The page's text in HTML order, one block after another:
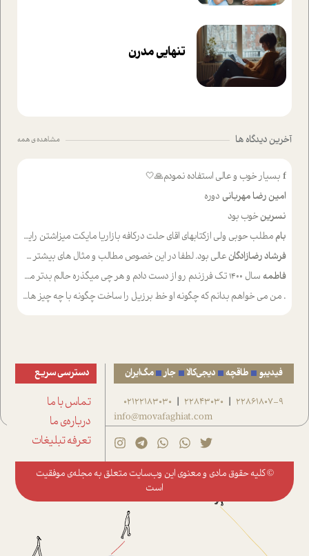
تنهایی مدرن
آخرین دیدگاه ها مشاهده ی همه
f بسیار خوب و عالی استفاده نمودم🙏🤍
امین رضا مهربانی دوره
نسرینخوب بود
بام مطلب حوبی ولی ازکتابهای اقای حلت درکافه بازاریا مایکت میزاشتن رایگان خوب بود ولی هرکدام خلاصه شده ش تومجله از طریق سایت هم خوبه اینکه درزیر اخرصفحه گذاشته شده خب ادم خبره میره نصب میکنه میخونه ولی هرکسی گوشیش ظرفیتش نداره باتشکر
فرشاد رضازادگان عالی بود. لطفا در این خصوص مطالب و مثال های بیشتر ی ارایه دهید
فاطمه سال ۱۴۰۰ تک فرزندم رو از دست دادم و هر چی میگذره حالم بدتر میشه و دلتنگتر تنایی رو ترجیح دادم و معاشرت برام سخت شده
. من می خواهم بدانم که چگونه او خط برزیل را ساخت چگونه با چه چیز هایی
فیدیبو طاقچه دیجی‌کالا جار مگ‌ایران
22861807-9
|
22843030
|
02122183030
info@movafaghiat.com
دسترسی سریع
تماس با ما
درباره‌ی ما
تعرفه تبلیغات
© کلیه حقوق مادی و معنوی این وب‌سایت متعلق به مجله‌ی موفقیت
است